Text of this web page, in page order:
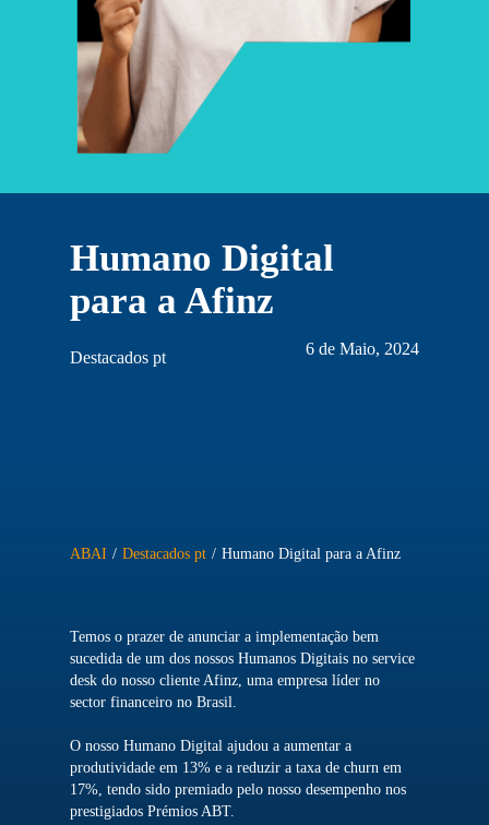
Humano Digital
para a Afinz
6 de Maio, 2024
Destacados pt
ABAI / Destacados pt / Humano Digital para a Afinz
Temos o prazer de anunciar a implementação bem
sucedida de um dos nossos Humanos Digitais no service
desk do nosso cliente Afinz, uma empresa líder no
sector financeiro no Brasil.
O nosso Humano Digital ajudou a aumentar a
produtividade em 13% e a reduzir a taxa de churn em
17%, tendo sido premiado pelo nosso desempenho nos
prestigiados Prémios ABT.